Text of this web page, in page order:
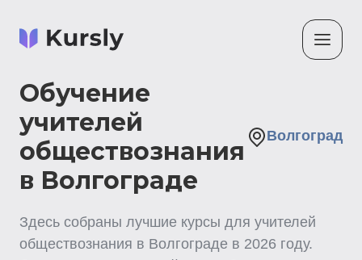
Обучение
учителей
обществознания
в Волгограде
Волгоград
Здесь собраны лучшие курсы для учителей
обществознания в Волгограде в 2026 году.